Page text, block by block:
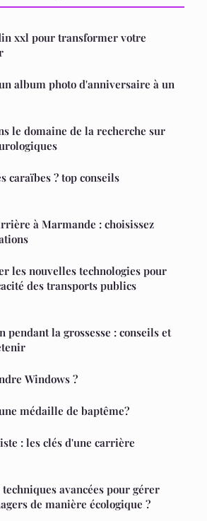
xxl pour transformer votre
album photo d'anniversaire à un
le domaine de la recherche sur
caraïbes ? top conseils
à Marmande : choisissez
les nouvelles technologies pour
des transports publics
pendant la grossesse : conseils et
Windows ?
médaille de baptême?
: les clés d'une carrière
avancées pour gérer
de manière écologique ?